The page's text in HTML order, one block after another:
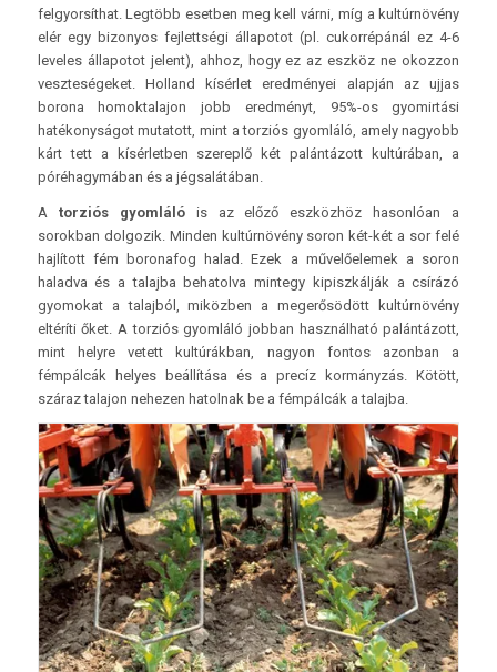
felgyorsíthat. Legtöbb esetben meg kell várni, míg a kultúrnövény
elér egy bizonyos fejlettségi állapotot (pl. cukorrépánál ez 4-6
leveles állapotot jelent), ahhoz, hogy ez az eszköz ne okozzon
veszteségeket. Holland kísérlet eredményei alapján az ujjas
borona homoktalajon jobb eredményt, 95%-os gyomirtási
hatékonyságot mutatott, mint a torziós gyomláló, amely nagyobb
kárt tett a kísérletben szereplő két palántázott kultúrában, a
póréhagymában és a jégsalátában.
A torziós gyomlálóis az előző eszközhöz hasonlóan a
sorokban dolgozik. Minden kultúrnövény soron két-két a sor felé
hajlított fém boronafog halad. Ezek a művelőelemek a soron
haladva és a talajba behatolva mintegy kipiszkálják a csírázó
gyomokat a talajból, miközben a megerősödött kultúrnövény
eltéríti őket. A torziós gyomláló jobban használható palántázott,
mint helyre vetett kultúrákban, nagyon fontos azonban a
fémpálcák helyes beállítása és a precíz kormányzás. Kötött,
száraz talajon nehezen hatolnak be a fémpálcák a talajba.